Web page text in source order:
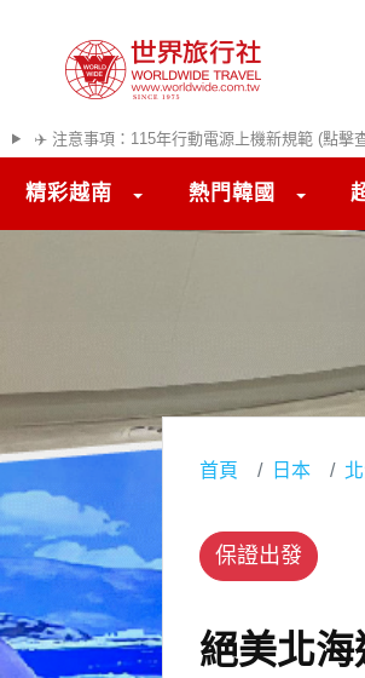
✈️ 注意事項：115年行動電源上機新規範 (點擊
精彩越南 熱門韓國
首頁 日本
保證出發
絕美北